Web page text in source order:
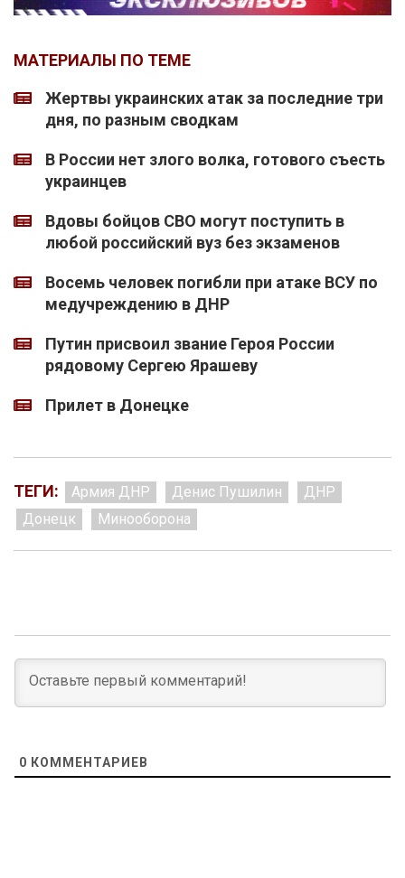
МАТЕРИАЛЫ ПО ТЕМЕ
Жертвы украинских атак за последние три
дня, по разным сводкам
В России нет злого волка, готового съесть
украинцев
Вдовы бойцов СВО могут поступить в
любой российский вуз без экзаменов
Восемь человек погибли при атаке ВСУ по
медучреждению в ДНР
Путин присвоил звание Героя России
рядовому Сергею Ярашеву
Прилет в Донецке
ТЕГИ: Армия ДНР Денис Пушилин
ДНР
Донецк
Минооборона
0 КОММЕНТАРИЕВ